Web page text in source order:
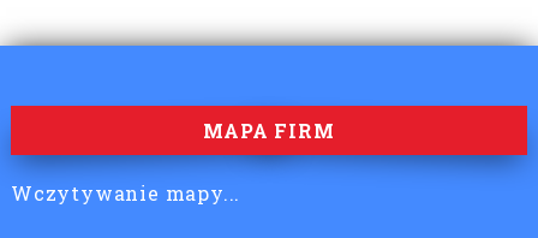
MAPA FIRM
Wczytywanie mapy...